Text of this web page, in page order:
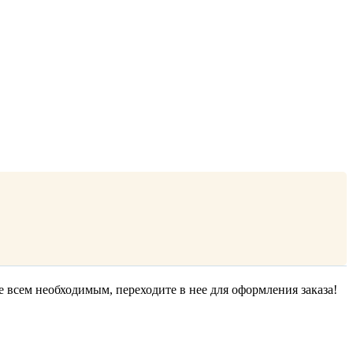
необходимым, переходите в нее для оформления заказа!